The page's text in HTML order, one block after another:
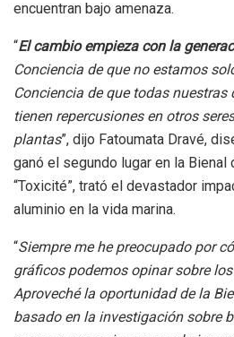
encuentran bajo amenaza.
“El cambio empieza con la
Conciencia de que no estamos
Conciencia de que todas nuestras
tienen repercusiones en otros
plantas”, dijo Fatoumata Dravé,
ganó el segundo lugar en la Bienal
“Toxicité”, trató el devastador
aluminio en la vida marina.
“Siempre me he preocupado por
gráficos podemos opinar sobre
Aproveché la oportunidad de la
basado en la investigación sobre